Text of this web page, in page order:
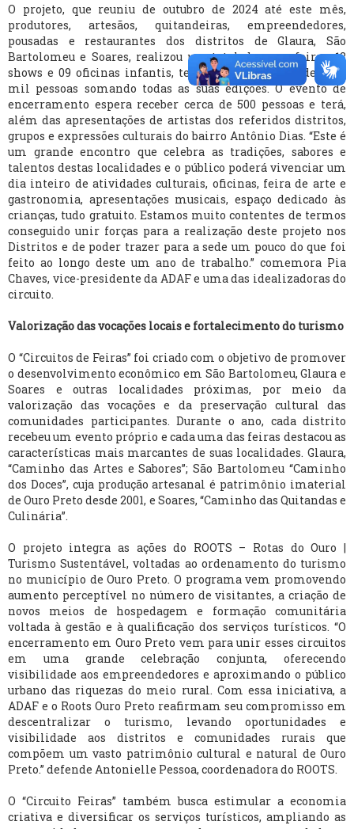
O projeto, que reuniu de outubro de 2024 até este mês,
produtores, artesãos, quitandeiras, empreendedores,
pousadas e restaurantes dos distritos de Glaura, São
Bartolomeu e Soares, realizou um total de nove feiras, 12
shows e 09 oficinas infantis, tendo recebido mais de 2000
mil pessoas somando todas as suas edições. O evento de
encerramento espera receber cerca de 500 pessoas e terá,
além das apresentações de artistas dos referidos distritos,
grupos e expressões culturais do bairro Antônio Dias. “Este é
um grande encontro que celebra as tradições, sabores e
talentos destas localidades e o público poderá vivenciar um
dia inteiro de atividades culturais, oficinas, feira de arte e
gastronomia, apresentações musicais, espaço dedicado às
crianças, tudo gratuito. Estamos muito contentes de termos
conseguido unir forças para a realização deste projeto nos
Distritos e de poder trazer para a sede um pouco do que foi
feito ao longo deste um ano de trabalho.” comemora Pia
Chaves, vice-presidente da ADAF e uma das idealizadoras do
circuito.
Valorização das vocações locais e fortalecimento do turismo
O “Circuitos de Feiras” foi criado com o objetivo de promover
o desenvolvimento econômico em São Bartolomeu, Glaura e
Soares e outras localidades próximas, por meio da
valorização das vocações e da preservação cultural das
comunidades participantes. Durante o ano, cada distrito
recebeu um evento próprio e cada uma das feiras destacou as
características mais marcantes de suas localidades. Glaura,
“Caminho das Artes e Sabores”; São Bartolomeu “Caminho
dos Doces”, cuja produção artesanal é patrimônio imaterial
de Ouro Preto desde 2001, e Soares, “Caminho das Quitandas e
Culinária”.
O projeto integra as ações do ROOTS – Rotas do Ouro |
Turismo Sustentável, voltadas ao ordenamento do turismo
no município de Ouro Preto. O programa vem promovendo
aumento perceptível no número de visitantes, a criação de
novos meios de hospedagem e formação comunitária
voltada à gestão e à qualificação dos serviços turísticos. “O
encerramento em Ouro Preto vem para unir esses circuitos
em uma grande celebração conjunta, oferecendo
visibilidade aos empreendedores e aproximando o público
urbano das riquezas do meio rural. Com essa iniciativa, a
ADAF e o Roots Ouro Preto reafirmam seu compromisso em
descentralizar o turismo, levando oportunidades e
visibilidade aos distritos e comunidades rurais que
compõem um vasto patrimônio cultural e natural de Ouro
Preto.” defende Antonielle Pessoa, coordenadora do ROOTS.
O “Circuito Feiras” também busca estimular a economia
criativa e diversificar os serviços turísticos, ampliando as